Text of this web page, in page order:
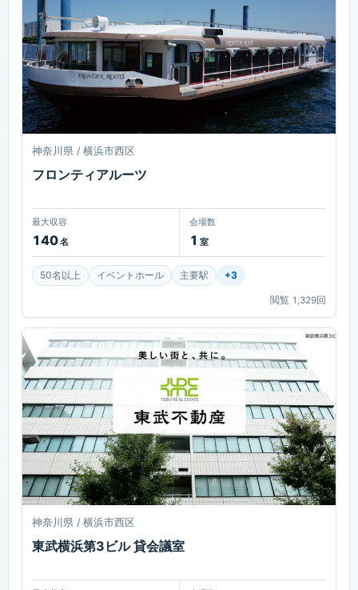
神奈川県 / 横浜市西区
フロンティアルーツ
最大収容
140名
会場数
1 室
50名以上 イベントホール 主要駅 +3
閲覧 1,329回
神奈川県 / 横浜市西区
東武横浜第3ビル 貸会議室